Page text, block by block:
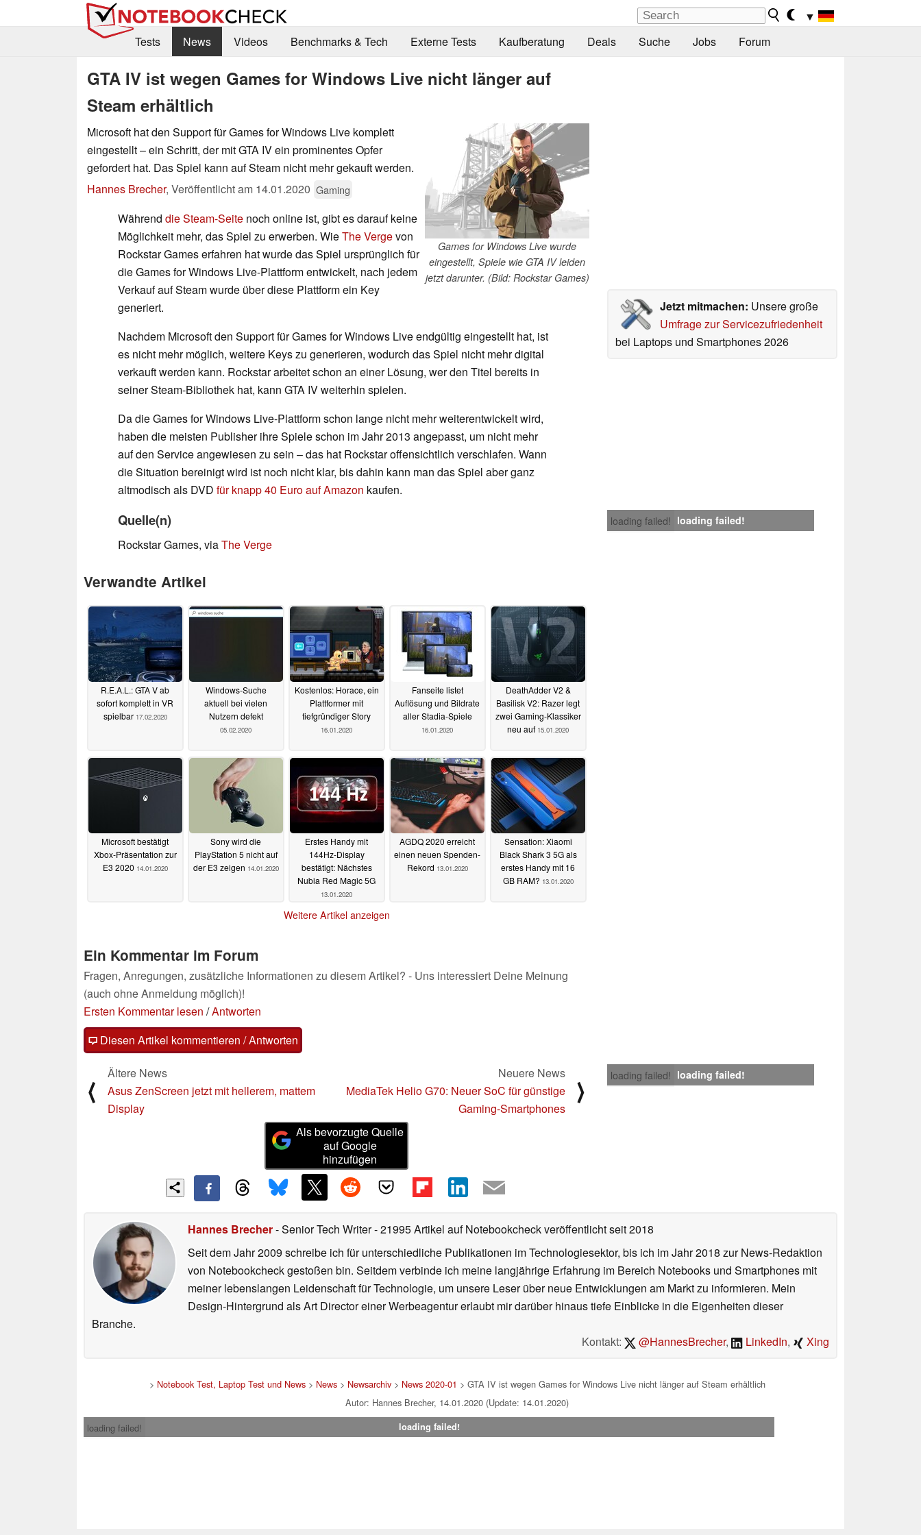
▼
Tests
News Videos Benchmarks & Tech Externe Tests Kaufberatung Deals Suche Jobs Forum
GTA IV ist wegen Games for Windows Live nicht länger auf
Steam erhältlich
Games for Windows Live wurde
eingestellt, Spiele wie GTA IV leiden
jetzt darunter. (Bild: Rockstar Games)
Microsoft hat den Support für Games for Windows Live komplett
eingestellt – ein Schritt, der mit GTA IV ein prominentes Opfer
gefordert hat. Das Spiel kann auf Steam nicht mehr gekauft werden.
Hannes Brecher, Veröffentlicht am 14.01.2020 Gaming
Jetzt mitmachen: Unsere große
Umfrage zur Servicezufriedenheit
bei Laptops und Smartphones 2026
Während die Steam-Seite noch online ist, gibt es darauf keine
Möglichkeit mehr, das Spiel zu erwerben. WieThe Vergevon
Rockstar Games erfahren hat wurde das Spiel ursprünglich für
die Games for Windows Live-Plattform entwickelt, nach jedem
Verkauf auf Steam wurde über diese Plattform ein Key
generiert.
Nachdem Microsoft den Support für Games for Windows Live endgültig eingestellt hat, ist
es nicht mehr möglich, weitere Keys zu generieren, wodurch das Spiel nicht mehr digital
verkauft werden kann. Rockstar arbeitet schon an einer Lösung, wer den Titel bereits in
seiner Steam-Bibliothek hat, kann GTA IV weiterhin spielen.
Da die Games for Windows Live-Plattform schon lange nicht mehr weiterentwickelt wird,
haben die meisten Publisher ihre Spiele schon im Jahr 2013 angepasst, um nicht mehr
auf den Service angewiesen zu sein – das hat Rockstar offensichtlich verschlafen. Wann
die Situation bereinigt wird ist noch nicht klar, bis dahin kann man das Spiel aber ganz
altmodisch als DVD für knapp 40 Euro auf Amazon kaufen.
loading failed! loading failed!
Quelle(n)
Rockstar Games, viaThe Verge
Verwandte Artikel
R.E.A.L.: GTA V ab
sofort komplett in VR
spielbar 17.02.2020
Windows-Suche
aktuell bei vielen
Nutzern defekt
05.02.2020
Kostenlos: Horace, ein
Plattformer mit
tiefgründiger Story
16.01.2020
Fanseite listet
Auflösung und Bildrate
aller Stadia-Spiele
16.01.2020
DeathAdder V2 &
Basilisk V2: Razer legt
zwei Gaming-Klassiker
neu auf 15.01.2020
Microsoft bestätigt
Xbox-Präsentation zur
E3 2020 14.01.2020
Sony wird die
PlayStation 5 nicht auf
der E3 zeigen 14.01.2020
Erstes Handy mit
144Hz-Display
bestätigt: Nächstes
Nubia Red Magic 5G
13.01.2020
AGDQ 2020 erreicht
einen neuen Spenden-
Rekord 13.01.2020
Sensation: Xiaomi
Black Shark 3 5G als
erstes Handy mit 16
GB RAM? 13.01.2020
Weitere Artikel anzeigen
Ein Kommentar im Forum
Fragen, Anregungen, zusätzliche Informationen zu diesem Artikel? - Uns interessiert Deine Meinung
(auch ohne Anmeldung möglich)!
Ersten Kommentar lesen /Antworten
Diesen Artikel kommentieren / Antworten
loading failed! loading failed!
⟨
Ältere News
Asus ZenScreen jetzt mit hellerem, mattem
Display
Neuere News
MediaTek Helio G70: Neuer SoC für günstige
Gaming-Smartphones
⟩
Als bevorzugte Quelle
auf Google
hinzufügen
Hannes Brecher- Senior Tech Writer- 21995 Artikel auf Notebookcheck veröffentlichtseit 2018
Seit dem Jahr 2009 schreibe ich für unterschiedliche Publikationen im Technologiesektor, bis ich im Jahr 2018 zur News-Redaktion
von Notebookcheck gestoßen bin. Seitdem verbinde ich meine langjährige Erfahrung im Bereich Notebooks und Smartphones mit
meiner lebenslangen Leidenschaft für Technologie, um unsere Leser über neue Entwicklungen am Markt zu informieren. Mein
Design-Hintergrund als Art Director einer Werbeagentur erlaubt mir darüber hinaus tiefe Einblicke in die Eigenheiten dieser
Branche.
Kontakt:
@HannesBrecher, LinkedIn, Xing
> Notebook Test, Laptop Test und News> News> Newsarchiv> News 2020-01 > GTA IV ist wegen Games for Windows Live nicht länger auf Steam erhältlich
Autor: Hannes Brecher, 14.01.2020 (Update: 14.01.2020)
loading failed!
loading failed!